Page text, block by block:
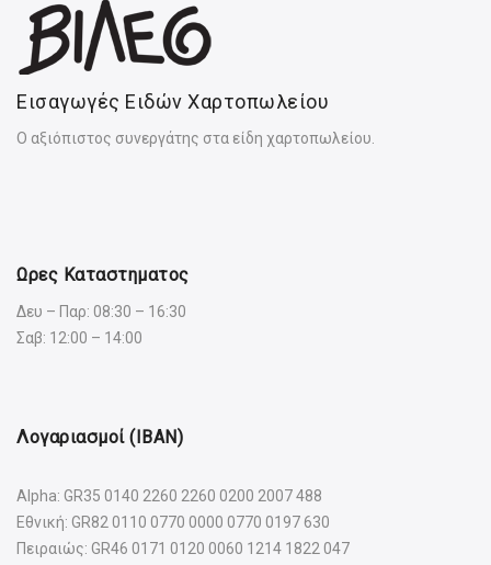
Εισαγωγές Ειδών Χαρτοπωλείου
Ο αξιόπιστος συνεργάτης στα είδη χαρτοπωλείου.
Ωρες Καταστηματος
Δευ – Παρ: 08:30 – 16:30
Σαβ: 12:00 – 14:00
Λογαριασμοί (IBAN)
Alpha: GR35 0140 2260 2260 0200 2007 488
Εθνική: GR82 0110 0770 0000 0770 0197 630
Πειραιώς: GR46 0171 0120 0060 1214 1822 047